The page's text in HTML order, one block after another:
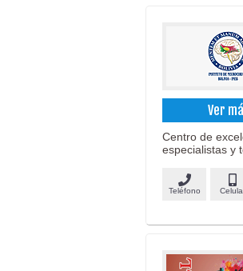
Ver
Centro de
especialistas y
Teléfono